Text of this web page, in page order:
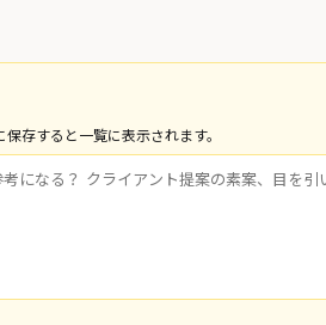
存すると一覧に表示されます。